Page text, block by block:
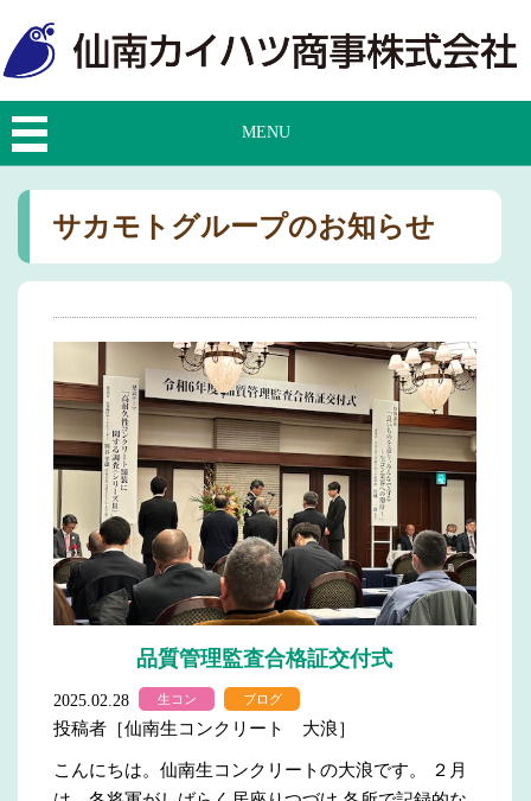
MENU
サカモトグループのお知らせ
品質管理監査合格証交付式
2025.02.28 生コン ブログ
投稿者［仙南生コンクリート 大浪］
こんにちは。仙南生コンクリートの大浪です。 ２月